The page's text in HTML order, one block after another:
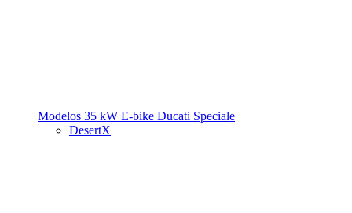
Modelos 35 kW E-bike Ducati Speciale
DesertX